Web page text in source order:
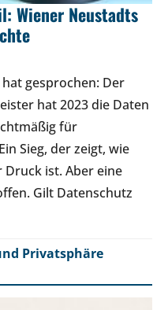
Wiener Neustadts
gesprochen: Der
hat 2023 die Daten
für
Sieg, der zeigt, wie
ist. Aber eine
Gilt Datenschutz
Privatsphäre